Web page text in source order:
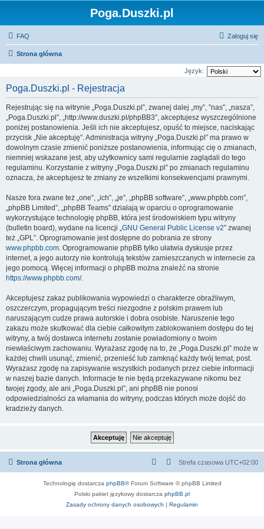
Poga.Duszki.pl
FAQ Zaloguj się
Strona główna
Język:
Poga.Duszki.pl - Rejestracja
Rejestrując się na witrynie „Poga.Duszki.pl”, zwanej dalej „my”, ”nas”, „nasza”,
„Poga.Duszki.pl”, „http://www.duszki.pl/phpBB3”, akceptujesz wyszczególnione
poniżej postanowienia. Jeśli ich nie akceptujesz, opuść to miejsce, naciskając
przycisk „Nie akceptuję”. Administracja witryny „Poga.Duszki.pl” ma prawo w
dowolnym czasie zmienić poniższe postanowienia, informując cię o zmianach,
niemniej wskazane jest, aby użytkownicy sami regularnie zaglądali do tego
regulaminu. Korzystanie z witryny „Poga.Duszki.pl” po zmianach regulaminu
oznacza, że akceptujesz te zmiany ze wszelkimi konsekwencjami prawnymi.
Nasze fora zwane też „one”, „ich”, „je”, „phpBB software”, „www.phpbb.com”,
„phpBB Limited”, „phpBB Teams” działają w oparciu o oprogramowanie
wykorzystujące technologię phpBB, która jest środowiskiem typu witryny
(bulletin board), wydane na licencji „GNU General Public License v2” zwanej
też „GPL”. Oprogramowanie jest dostępne do pobrania ze strony
www.phpbb.com. Oprogramowanie phpBB tylko ułatwia dyskusje przez
internet, a jego autorzy nie kontrolują tekstów zamieszczanych w internecie za
jego pomocą. Więcej informacji o phpBB można znaleźć na stronie
https://www.phpbb.com/.
Akceptujesz zakaz publikowania wypowiedzi o charakterze obraźliwym,
oszczerczym, propagującym treści niezgodne z polskim prawem lub
naruszającym cudze prawa autorskie i dobra osobiste. Naruszenie tego
zakazu może skutkować dla ciebie całkowitym zablokowaniem dostępu do tej
witryny, a twój dostawca internetu zostanie powiadomiony o twoim
niewłaściwym zachowaniu. Wyrażasz zgodę na to, że „Poga.Duszki.pl” może w
każdej chwili usunąć, zmienić, przenieść lub zamknąć każdy twój temat, post.
Wyrażasz zgodę na zapisywanie wszystkich podanych przez ciebie informacji
w naszej bazie danych. Informacje te nie będą przekazywane nikomu bez
twojej zgody, ale ani „Poga.Duszki.pl”, ani phpBB nie ponosi
odpowiedzialności za włamania do witryny, podczas których może dojść do
kradzieży danych.
Strona główna Strefa czasowa UTC+02:00
Technologię dostarcza phpBB® Forum Software © phpBB Limited
Polski pakiet językowy dostarcza phpBB.pl
Zasady ochrony danych osobowych | Regulamin